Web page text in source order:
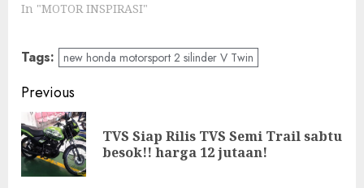
In "MOTOR INSPIRASI"
Tags: new honda motorsport 2 silinder V Twin
Post
navigation
Previous
TVS Siap Rilis TVS Semi Trail sabtu
besok!! harga 12 jutaan!